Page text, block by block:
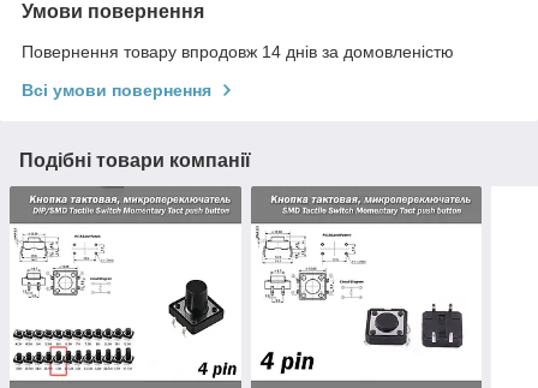
Умови повернення
Повернення товару впродовж 14 днів за домовленістю
Всі умови повернення
Подібні товари компанії